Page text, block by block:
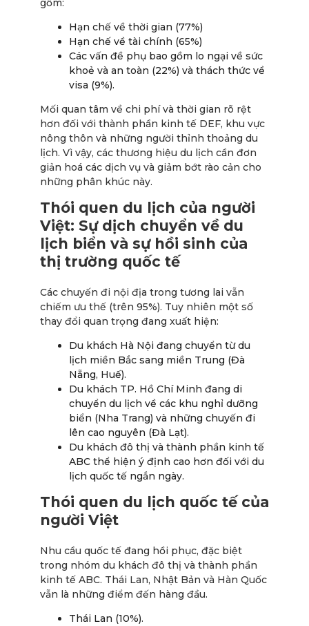
gồm:
Hạn chế về thời gian (77%)
Hạn chế về tài chính (65%)
Các vấn đề phụ bao gồm lo ngại về sức
khoẻ và an toàn (22%) và thách thức về
visa (9%).
Mối quan tâm về chi phí và thời gian rõ rệt
hơn đối với thành phần kinh tế DEF, khu vực
nông thôn và những người thỉnh thoảng du
lịch. Vì vậy, các thương hiệu du lịch cần đơn
giản hoá các dịch vụ và giảm bớt rào cản cho
những phân khúc này.
Thói quen du lịch của người
Việt: Sự dịch chuyển về du
lịch biển và sự hồi sinh của
thị trường quốc tế
Các chuyến đi nội địa trong tương lai vẫn
chiếm ưu thế (trên 95%). Tuy nhiên một số
thay đổi quan trọng đang xuất hiện:
Du khách Hà Nội đang chuyển từ du
lịch miền Bắc sang miền Trung (Đà
Nẵng, Huế).
Du khách TP. Hồ Chí Minh đang di
chuyển du lịch về các khu nghỉ dưỡng
biển (Nha Trang) và những chuyến đi
lên cao nguyên (Đà Lạt).
Du khách đô thị và thành phần kinh tế
ABC thể hiện ý định cao hơn đối với du
lịch quốc tế ngắn ngày.
Thói quen du lịch quốc tế của
người Việt
Nhu cầu quốc tế đang hồi phục, đặc biệt
trong nhóm du khách đô thị và thành phần
kinh tế ABC. Thái Lan, Nhật Bản và Hàn Quốc
vẫn là những điểm đến hàng đầu.
Thái Lan (10%).